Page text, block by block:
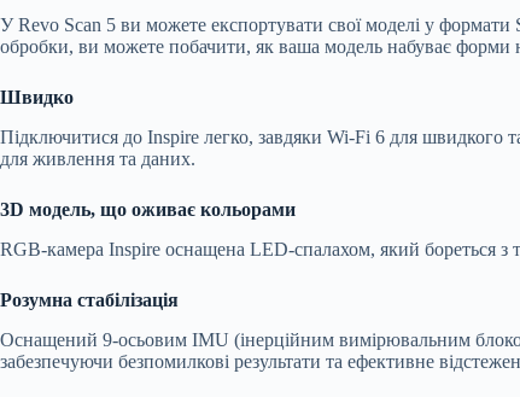
У Revo Scan 5 ви можете експортувати свої моделі у
обробки, ви можете побачити, як ваша модель набуває форми
Швидко
Підключитися до Inspire легко, завдяки Wi-Fi 6 для швидкого
для живлення та даних.
3D модель, що оживає кольорами
RGB-камера Inspire оснащена LED-спалахом, який бореться з
Розумна стабілізація
Оснащений 9-осьовим IMU (інерційним вимірювальним
забезпечуючи безпомилкові результати та ефективне